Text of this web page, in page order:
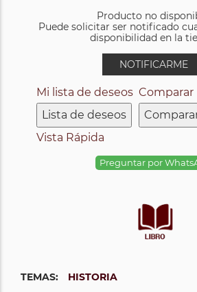
Producto no
Puede solicitar ser notificado
disponibilidad en la
NOTIFICARME
Mi lista de deseos
Lista de deseos
Comparar
Vista Rápida
Preguntar por
TEMAS: HISTORIA